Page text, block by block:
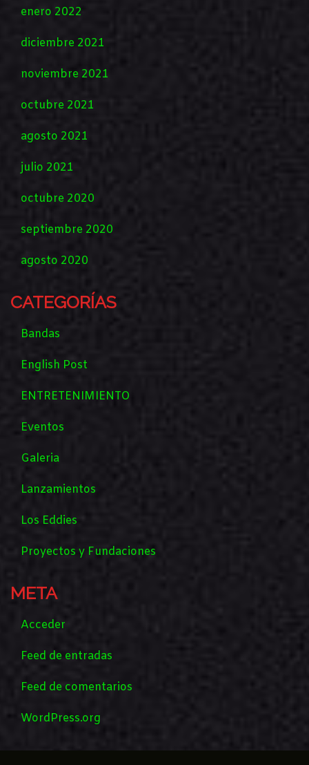
enero 2022
diciembre 2021
noviembre 2021
octubre 2021
agosto 2021
julio 2021
octubre 2020
septiembre 2020
agosto 2020
CATEGORÍAS
Bandas
English Post
ENTRETENIMIENTO
Eventos
Galeria
Lanzamientos
Los Eddies
Proyectos y Fundaciones
META
Acceder
Feed de entradas
Feed de comentarios
WordPress.org